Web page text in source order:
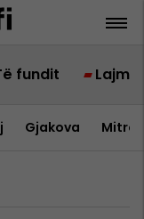
fundit Lajme
Gjakova